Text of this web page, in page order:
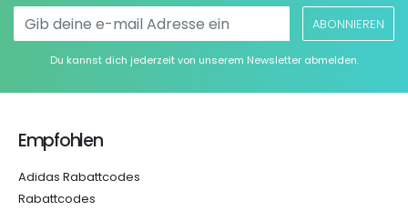
ABONNIEREN
Du kannst dich jederzeit von unserem Newsletter abmelden.
Empfohlen
Adidas Rabattcodes
Rabattcodes